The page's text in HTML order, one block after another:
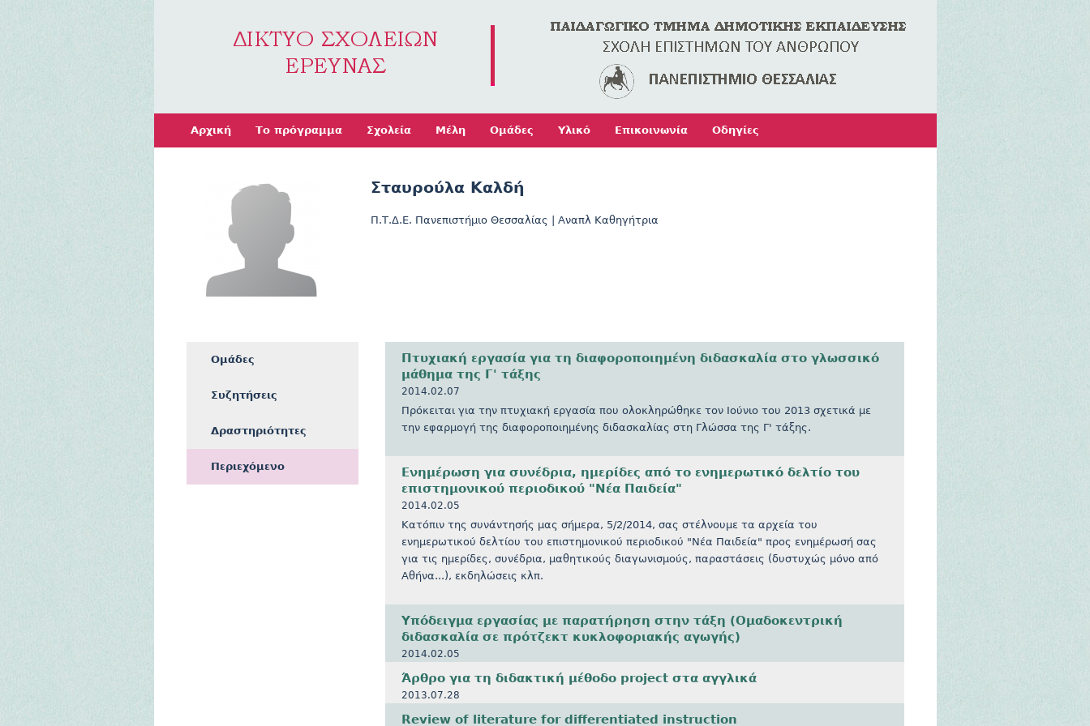
Αρχική Το πρόγραμμα Σχολεία Μέλη Ομάδες Υλικό Επικοινωνία Οδηγίες
Σταυρούλα Καλδή
Π.Τ.Δ.Ε. Πανεπιστήμιο Θεσσαλίας |Αναπλ Καθηγήτρια
Ομάδες
Συζητήσεις
Δραστηριότητες
Περιεχόμενο
Πτυχιακή εργασία για τη διαφοροποιημένη διδασκαλία στο γλωσσικό
μάθημα της Γ' τάξης
2014.02.07
Πρόκειται για την πτυχιακή εργασία που ολοκληρώθηκε τον Ιούνιο του 2013 σχετικά με
την εφαρμογή της διαφοροποιημένης διδασκαλίας στη Γλώσσα της Γ' τάξης.
Ενημέρωση για συνέδρια, ημερίδες από το ενημερωτικό δελτίο του
επιστημονικού περιοδικού "Νέα Παιδεία"
2014.02.05
Κατόπιν της συνάντησής μας σήμερα, 5/2/2014, σας στέλνουμε τα αρχεία του
ενημερωτικού δελτίου του επιστημονικού περιοδικού "Νέα Παιδεία" προς ενημέρωσή σας
για τις ημερίδες, συνέδρια, μαθητικούς διαγωνισμούς, παραστάσεις (δυστυχώς μόνο από
Αθήνα...), εκδηλώσεις κλπ.
Υπόδειγμα εργασίας με παρατήρηση στην τάξη (Ομαδοκεντρική
διδασκαλία σε πρότζεκτ κυκλοφοριακής αγωγής)
2014.02.05
Άρθρο για τη διδακτική μέθοδο project στα αγγλικά
2013.07.28
Review of literature for differentiated instruction